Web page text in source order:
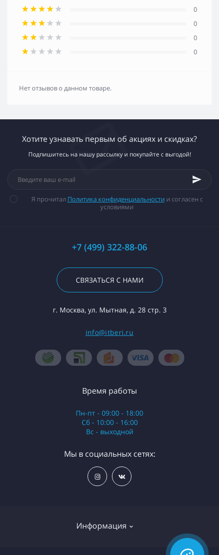
0
0
0
0
Нет отзывов о данном товаре.
Хотите узнавать первым об акциях и скидках?
Подпишитесь на нашу рассылку и покупайте с выгодой!
Я прочитал Политика конфиденциальности и согласен с
условиями
+7 (499) 322-88-06
СВЯЗАТЬСЯ С НАМИ
г. Москва, ул. Мытная, д. 28 стр. 3
info@itberi.ru
Информация
Время работы
Пн-пт - 09:00 - 18:00
Сб - 10:00 - 16:00
Вс - выходной
Мы в социальных сетях: